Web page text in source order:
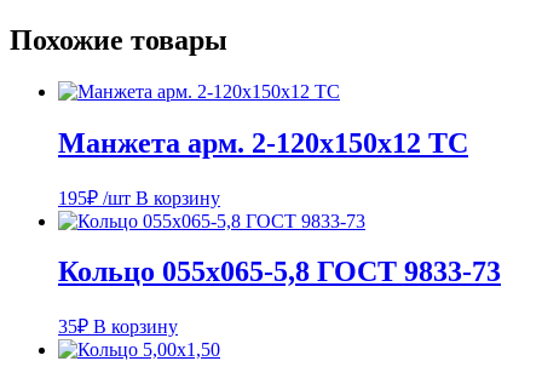
Похожие товары
Манжета арм. 2-120х150х12 ТС
195₽ /шт В корзину
Кольцо 055х065-5,8 ГОСТ 9833-73
35₽ В корзину